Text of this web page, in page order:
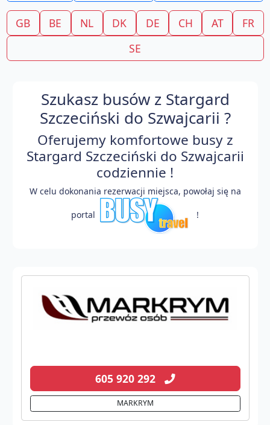
GB BE NL DK DE CH AT
FR
SE
Szukasz busów z Stargard
Szczeciński do Szwajcarii ?
Oferujemy komfortowe busy z
Stargard Szczeciński do Szwajcarii
codziennie !
W celu dokonania rezerwacji miejsca, powołaj się na
portal !
605 920 292
MARKRYM